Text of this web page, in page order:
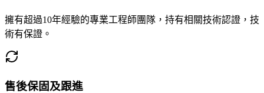
擁有超過10年經驗的專業工程師團隊，持有相關技術認證，技
術有保證。
售後保固及跟進